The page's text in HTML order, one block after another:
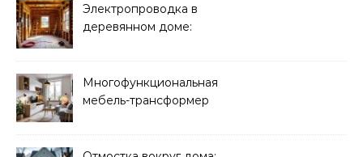
Электропроводка в
деревянном доме:
Многофункциональная
мебель-трансформер